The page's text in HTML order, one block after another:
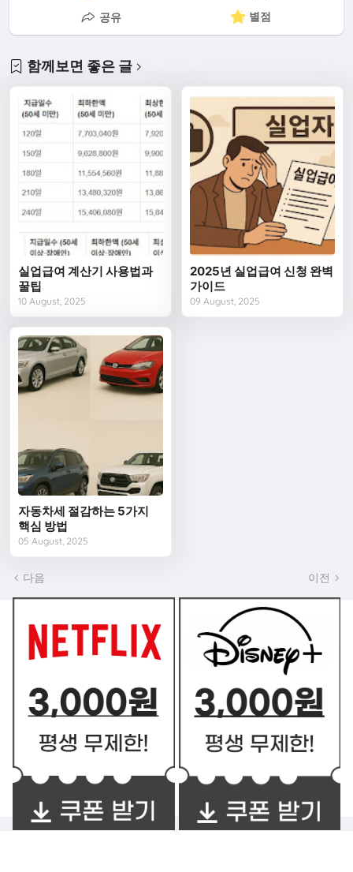
공유
별점
함께보면 좋은 글
실업급여 계산기 사용법과
꿀팁
10 August, 2025
2025년 실업급여 신청 완벽
가이드
09 August, 2025
자동차세 절감하는 5가지
핵심 방법
05 August, 2025
다음 이전
쿠폰 BEST2